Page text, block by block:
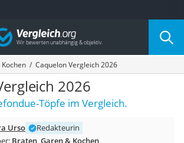
nach Kategorie
Caquelon Vergleich 2026
2026
Töpfe im Vergleich.
Urso
Redakteurin
Braten, Garen & Kochen